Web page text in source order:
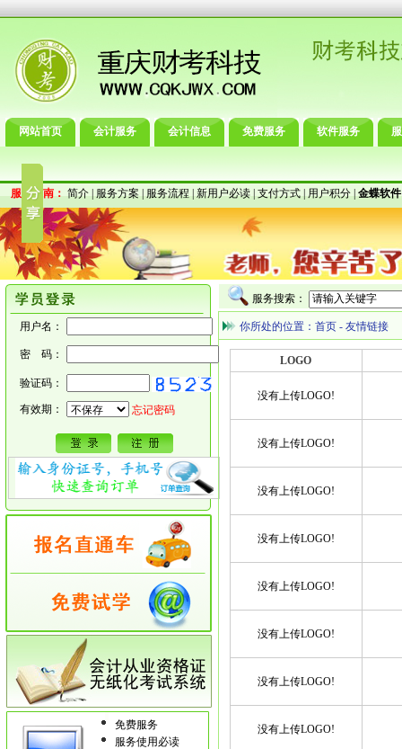
网站首页 会计服务 会计信息 免费服务 软件服务
服务指南： 简介|服务方案|服务流程|新用户必读|支付方式|用户积分|金蝶软件
用户名：
密 码：
验证码：
有效期： 忘记密码
免费服务
服务使用必读
服务搜索：
你所处的位置： 首页 - 友情链接
LOGO
没有上传LOGO!
没有上传LOGO!
没有上传LOGO!
没有上传LOGO!
没有上传LOGO!
没有上传LOGO!
没有上传LOGO!
没有上传LOGO!